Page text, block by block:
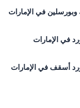
في الإمارات
في الإمارات
أسقف في الإمارات